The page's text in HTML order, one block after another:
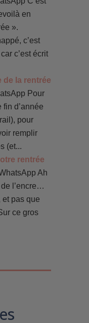
en
».
c’est
c’est écrit
de la rentrée
Pour
d’année
pour
remplir
(et...
rentrée
Ah
l’encre…
et pas que
ce gros